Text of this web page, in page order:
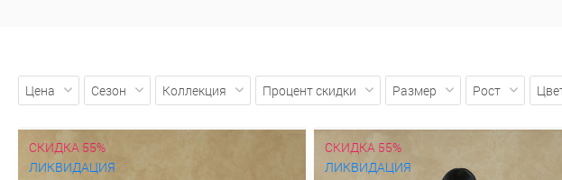
Цена Сезон Коллекция Процент скидки Размер Рост
СКИДКА 55%
ЛИКВИДАЦИЯ
СКИДКА 55%
ЛИКВИДАЦИЯ